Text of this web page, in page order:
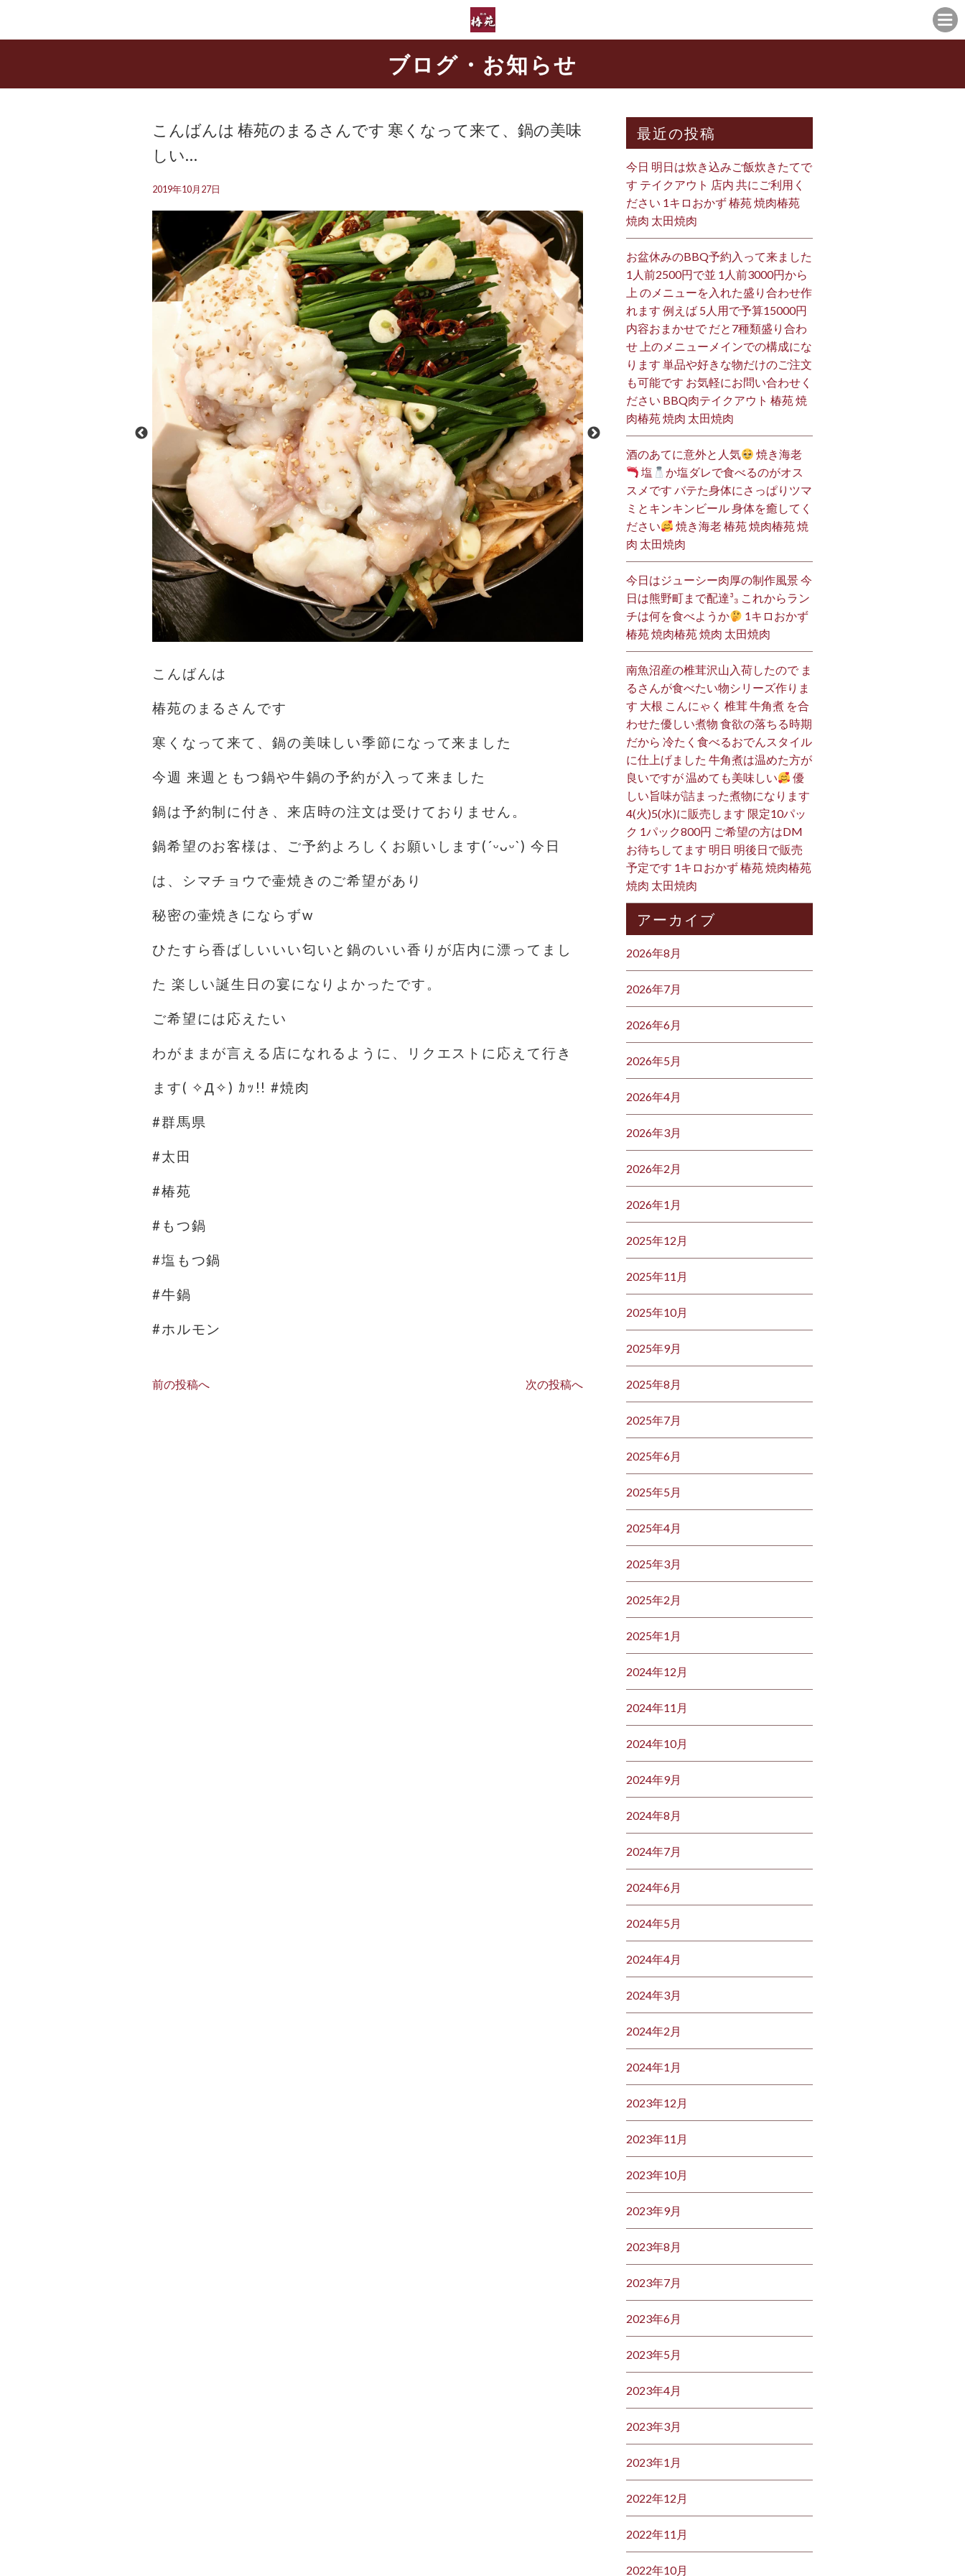
ブログ・お知らせ
こんばんは 椿苑のまるさんです 寒くなって来て、鍋の美味
しい…
2019年10月27日
こんばんは
椿苑のまるさんです
寒くなって来て、鍋の美味しい季節になって来ました
今週 来週ともつ鍋や牛鍋の予約が入って来ました
鍋は予約制に付き、来店時の注文は受けておりません。
鍋希望のお客様は、ご予約よろしくお願いします(´ᵕᴗᵕ`) 今日
は、シマチョウで壷焼きのご希望があり
秘密の壷焼きにならずw
ひたすら香ばしいいい匂いと鍋のいい香りが店内に漂ってまし
た 楽しい誕生日の宴になりよかったです。
ご希望には応えたい️
わがままが言える店になれるように、リクエストに応えて行き
ます( ✧Д✧) ｶｯ!! #焼肉
#群馬県
#太田
#椿苑
#もつ鍋
#塩もつ鍋
#牛鍋
#ホルモン
前の投稿へ 次の投稿へ
最近の投稿
今日 明日は炊き込みご飯炊きたてで
す テイクアウト 店内 共にご利用く
ださい 1キロおかず 椿苑 焼肉椿苑
焼肉 太田焼肉
お盆休みのBBQ予約入って来ました
1人前2500円で並 1人前3000円から
上 のメニューを入れた盛り合わせ作
れます 例えば 5人用で予算15000円
内容おまかせで だと7種類盛り合わ
せ 上のメニューメインでの構成にな
ります 単品や好きな物だけのご注文
も可能です お気軽にお問い合わせく
ださい BBQ肉テイクアウト 椿苑 焼
肉椿苑 焼肉 太田焼肉
酒のあてに意外と人気
焼き海老
塩
か塩ダレで食べるのがオス
スメです バテた身体にさっぱりツマ
ミとキンキンビール 身体を癒してく
ださい
焼き海老 椿苑 焼肉椿苑 焼
肉 太田焼肉
今日はジューシー肉厚の制作風景 今
日は熊野町まで配達³₃ これからラン
チは何を食べようか
1キロおかず
椿苑 焼肉椿苑 焼肉 太田焼肉
南魚沼産の椎茸沢山入荷したので ま
るさんが食べたい物シリーズ作りま
す 大根 こんにゃく 椎茸 牛角煮 を合
わせた優しい煮物 食欲の落ちる時期
だから 冷たく食べるおでんスタイル
に仕上げました 牛角煮は温めた方が
良いですが 温めても美味しい
優
しい旨味が詰まった煮物になります
4(火)5(水)に販売します 限定10パッ
ク 1パック800円 ご希望の方はDM
お待ちしてます 明日 明後日で販売
予定です 1キロおかず 椿苑 焼肉椿苑
焼肉 太田焼肉
アーカイブ
2026年8月
2026年7月
2026年6月
2026年5月
2026年4月
2026年3月
2026年2月
2026年1月
2025年12月
2025年11月
2025年10月
2025年9月
2025年8月
2025年7月
2025年6月
2025年5月
2025年4月
2025年3月
2025年2月
2025年1月
2024年12月
2024年11月
2024年10月
2024年9月
2024年8月
2024年7月
2024年6月
2024年5月
2024年4月
2024年3月
2024年2月
2024年1月
2023年12月
2023年11月
2023年10月
2023年9月
2023年8月
2023年7月
2023年6月
2023年5月
2023年4月
2023年3月
2023年1月
2022年12月
2022年11月
2022年10月